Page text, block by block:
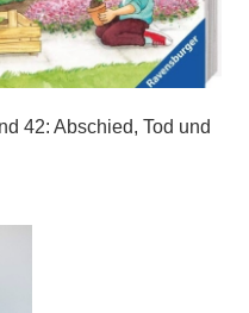
42: Abschied, Tod und